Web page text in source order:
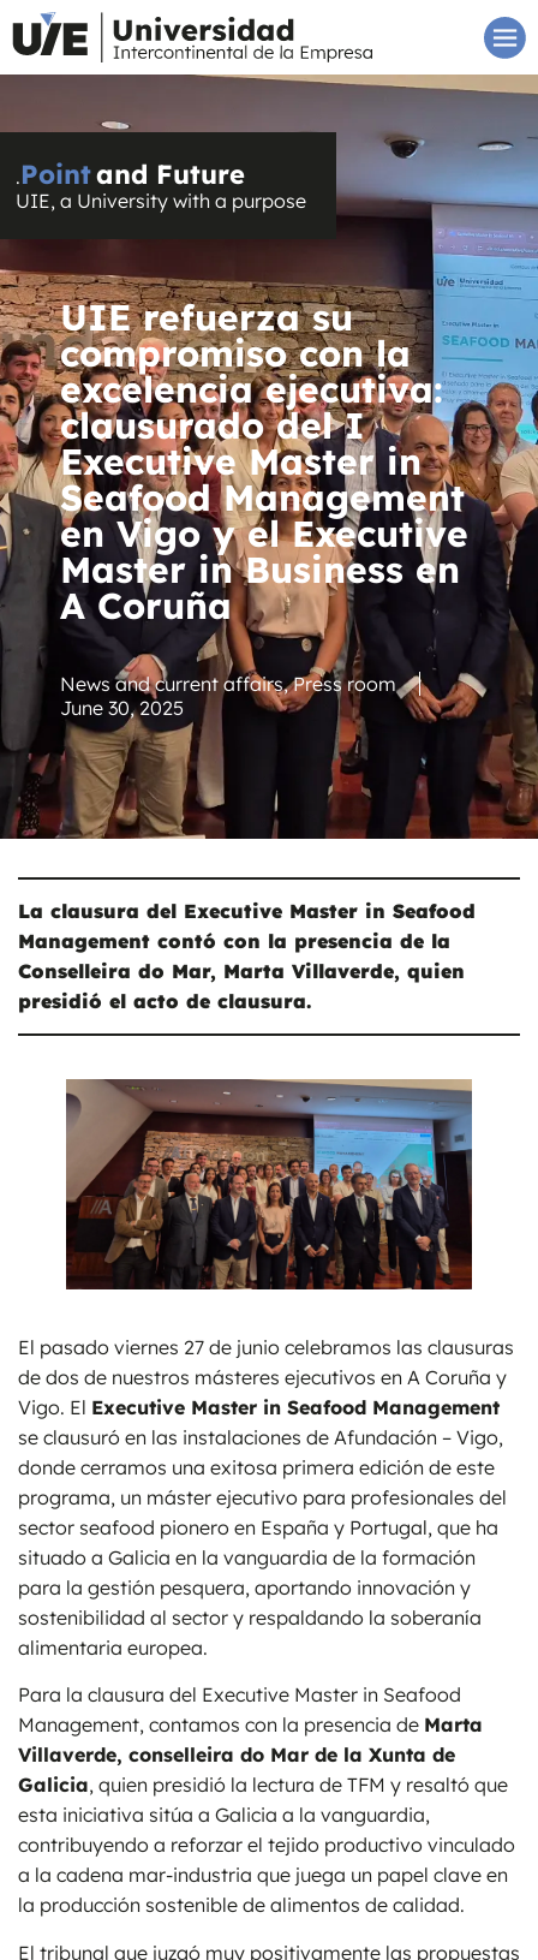
.Pointand Future
UIE, a University with a purpose
UIE refuerza su
compromiso con la
excelencia ejecutiva:
clausurado del I
Executive Master in
Seafood Management
en Vigo y el Executive
Master in Business en
A Coruña
News and current affairs,Press room
June 30, 2025
La clausura del Executive Master in Seafood
Management contó con la presencia de la
Conselleira do Mar, Marta Villaverde, quien
presidió el acto de clausura.
El pasado viernes 27 de junio celebramos las clausuras
de dos de nuestros másteres ejecutivos en A Coruña y
Vigo. El Executive Master in Seafood Management
se clausuró en las instalaciones de Afundación – Vigo,
donde cerramos una exitosa primera edición de este
programa, un máster ejecutivo para profesionales del
sector seafood pionero en España y Portugal, que ha
situado a Galicia en la vanguardia de la formación
para la gestión pesquera, aportando innovación y
sostenibilidad al sector y respaldando la soberanía
alimentaria europea.
Para la clausura del Executive Master in Seafood
Management, contamos con la presencia de Marta
Villaverde, conselleira do Mar de la Xunta de
Galicia, quien presidió la lectura de TFM y resaltó que
esta iniciativa sitúa a Galicia a la vanguardia,
contribuyendo a reforzar el tejido productivo vinculado
a la cadena mar-industria que juega un papel clave en
la producción sostenible de alimentos de calidad.
El tribunal que juzgó muy positivamente las propuestas